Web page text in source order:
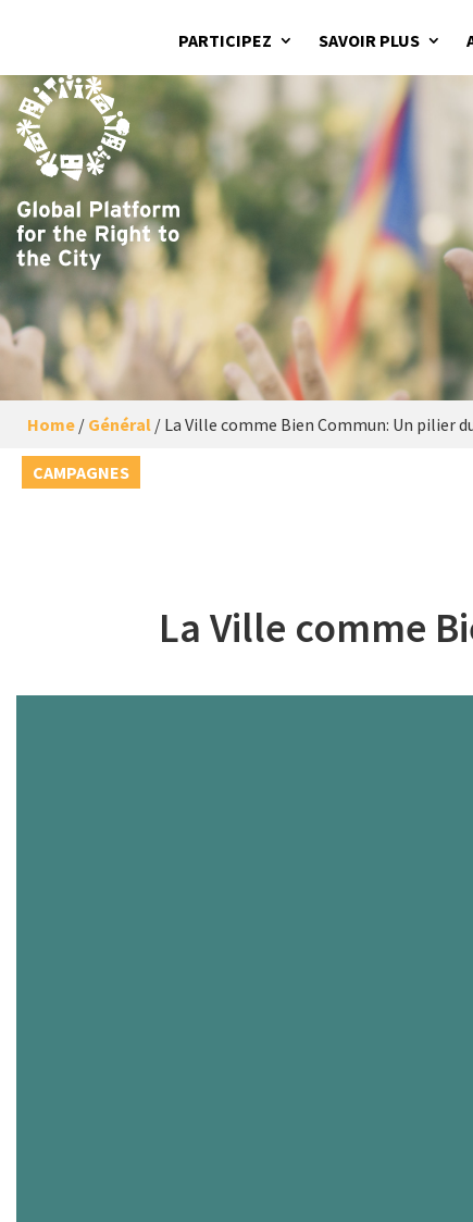
PARTICIPEZ SAVOIR PLUS
Home / Général / La Ville comme Bien Commun: Un pilier
CAMPAGNES
La Ville comme